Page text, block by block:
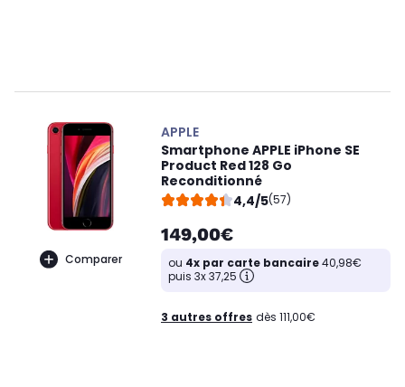
Comparer
APPLE
Smartphone APPLE iPhone SE
Product Red 128 Go
Reconditionné
4,4/5(57)
149,00€
ou 4x par carte bancaire40,98€
puis 3x 37,25
3 autres offres dès 111,00€